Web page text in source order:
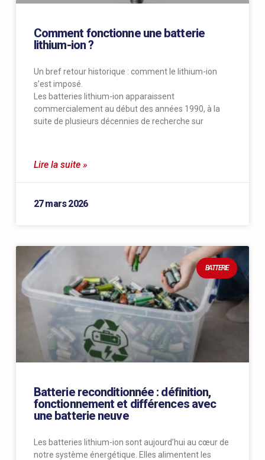
Comment fonctionne une batterie
lithium-ion ?
Un bref retour historique : comment le lithium-ion
s’est imposé.
Les batteries lithium-ion apparaissent
commercialement au début des années 1990, à la
suite de plusieurs décennies de recherche sur
Lire la suite »
27 mars 2026
BATTERIE
Batterie reconditionnée : définition,
fonctionnement et différences avec
une batterie neuve
Les batteries lithium-ion sont aujourd’hui au cœur de
notre système énergétique. Elles alimentent les